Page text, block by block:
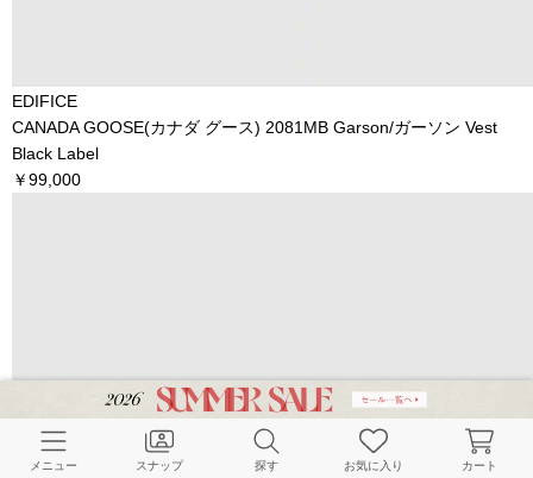
EDIFICE
CANADA GOOSE(カナダ グース) 2081MB Garson/ガーソン Vest
Black Label
￥99,000
メニュー スナップ 探す お気に入り カート